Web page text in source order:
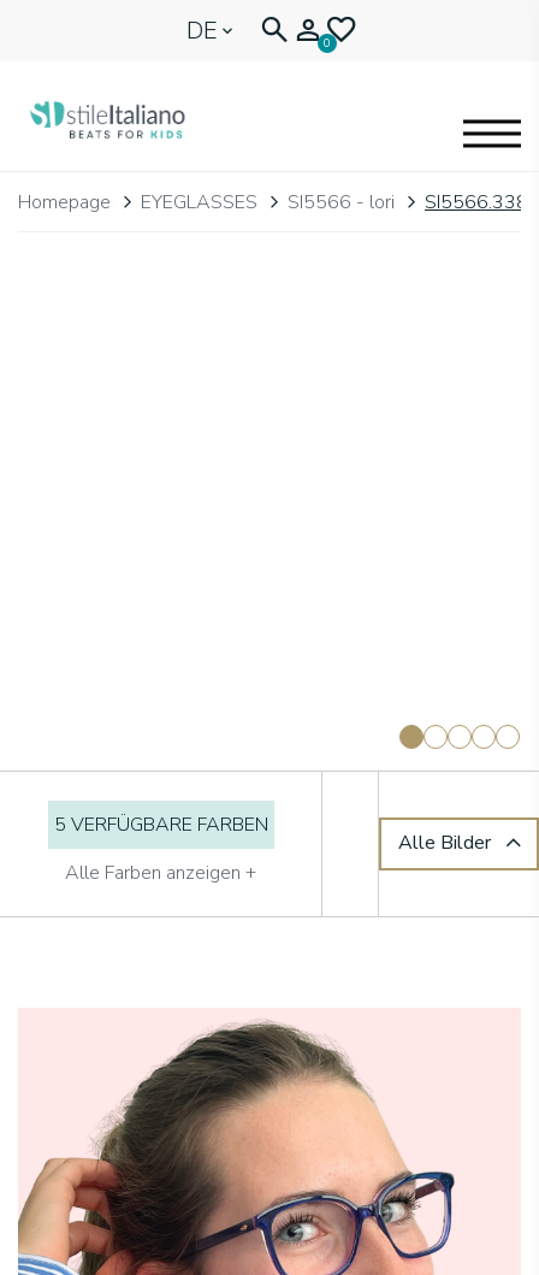
DE 0
EYEGLASSES
Homepage EYEGLASSES SI5566 - lori SI5566.338
5 VERFÜGBARE FARBEN
Alle Farben anzeigen +
Alle Bilder